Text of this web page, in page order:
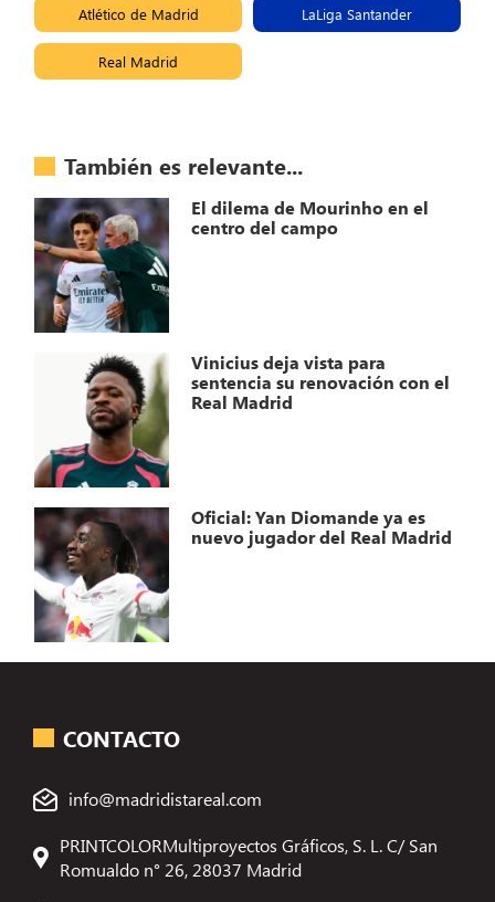
Atlético de Madrid LaLiga Santander
Real Madrid
También es relevante...
El dilema de Mourinho en el
centro del campo
Vinicius deja vista para
sentencia su renovación con el
Real Madrid
Oficial: Yan Diomande ya es
nuevo jugador del Real Madrid
CONTACTO
info@madridistareal.com
PRINTCOLORMultiproyectos Gráficos, S. L. C/ San
Romualdo n° 26, 28037 Madrid